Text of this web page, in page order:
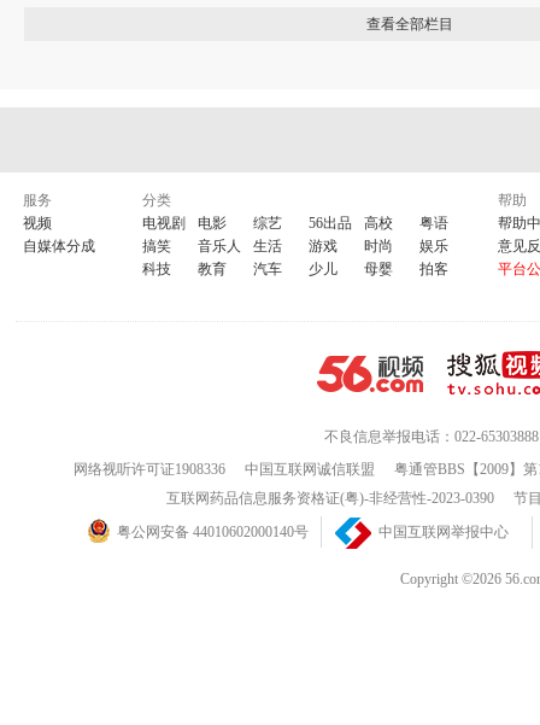
查看全部栏目
服务
视频
自媒体分成
分类
电视剧
电影 综艺 56出品 高校
粤语
搞笑
音乐人 生活 游戏 时尚
娱乐
科技
教育 汽车 少儿 母婴 拍客
帮助
帮助
意见
平台
不良信息举报电话：022-65303888
网络视听许可证1908336
中国互联网诚信联盟
粤通管BBS【2009】
互联网药品信息服务资格证(粤)-非经营性-2023-0390
节
粤公网安备 44010602000140号
中国互联网举报中心
Copyright ©2026